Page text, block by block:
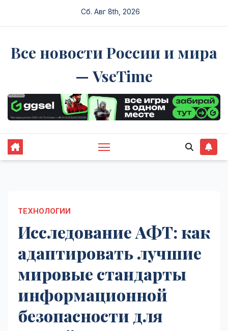
Сб. Авг 8th, 2026
Все новости России и мира
— VseTime
ТЕХНОЛОГИИ
Исследование АФТ: как
адаптировать лучшие
мировые стандарты
информационной
безопасности для